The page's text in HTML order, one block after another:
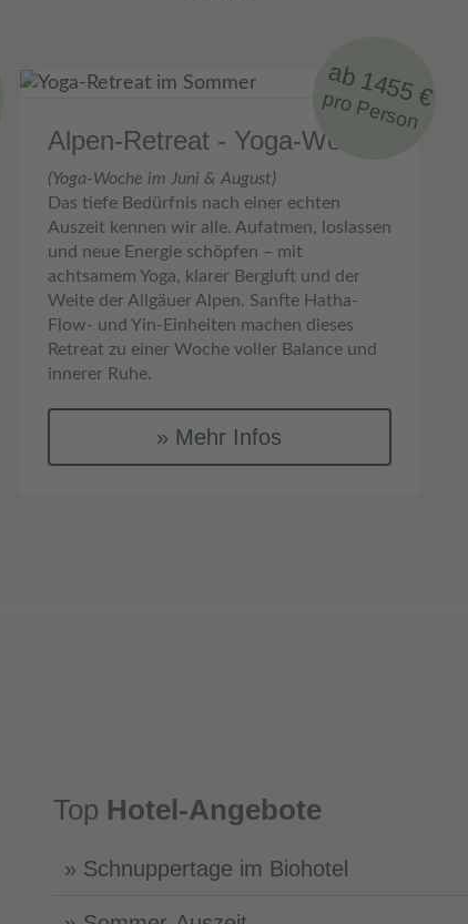
ab 1455 €
pro Person
Alpen-Retreat - Yoga-Woche
(Yoga-Woche im Juni & August)
Das tiefe Bedürfnis nach einer echten
Auszeit kennen wir alle. Aufatmen, loslassen
und neue Energie schöpfen – mit
achtsamem Yoga, klarer Bergluft und der
Weite der Allgäuer Alpen. Sanfte Hatha-
Flow- und Yin-Einheiten machen dieses
Retreat zu einer Woche voller Balance und
innerer Ruhe.
Mehr Infos
Top Hotel-Angebote
Schnuppertage im Biohotel